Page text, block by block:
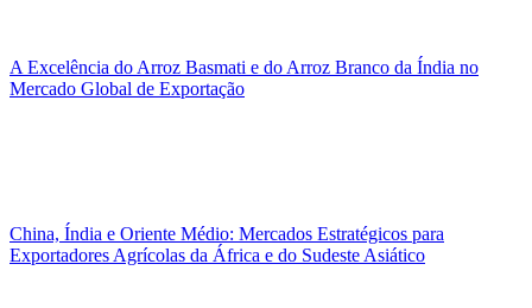
A Excelência do Arroz Basmati e do Arroz Branco da Índia no
Mercado Global de Exportação
China, Índia e Oriente Médio: Mercados Estratégicos para
Exportadores Agrícolas da África e do Sudeste Asiático